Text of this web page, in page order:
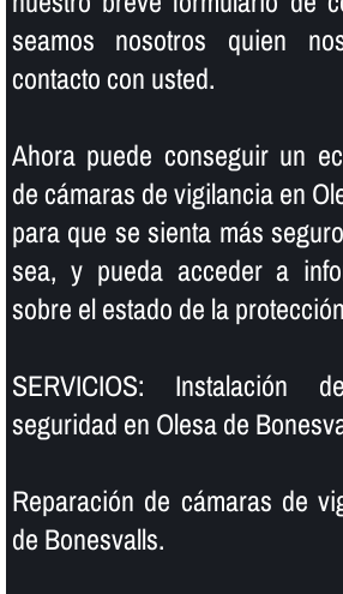
seamos nosotros quien
contacto con usted.
Ahora puede conseguir un
de cámaras de vigilancia en
para que se sienta más
sea, y pueda acceder a
sobre el estado de la
SERVICIOS: Instalación
seguridad en Olesa de
Reparación de cámaras de
de Bonesvalls.